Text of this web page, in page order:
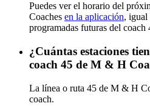
Puedes ver el horario del
Coaches en la aplicación, igual
programadas futuras del coach
¿Cuántas estaciones
coach 45 de M & H
La línea o ruta 45 de M & H
coach.